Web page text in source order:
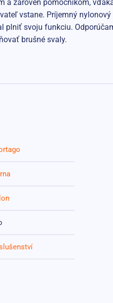
a zároveň pomocníkom,
vstane. Príjemný
plniť svoju funkciu.
brušné svaly.